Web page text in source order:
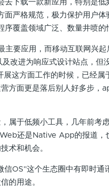
下载一款新应用，特别是低
严格规范，极力保护用户体
覆盖领域广泛、数量井喷的
要应用，而移动互联网兴起
改进为响应式设计站点，但
这方面工作的时候，已经属
方面更是落后别人好多步，
于低频小工具，几年前考
还是Native App的报道，
术和机会。
OS”这个生态圈中有即时通
的用途。